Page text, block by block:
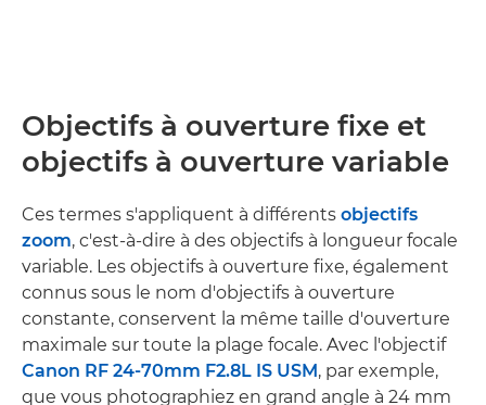
Objectifs à ouverture fixe et
objectifs à ouverture variable
Ces termes s'appliquent à différents objectifs
zoom, c'est-à-dire à des objectifs à longueur focale
variable. Les objectifs à ouverture fixe, également
connus sous le nom d'objectifs à ouverture
constante, conservent la même taille d'ouverture
maximale sur toute la plage focale. Avec l'objectif
Canon RF 24-70mm F2.8L IS USM, par exemple,
que vous photographiez en grand angle à 24 mm